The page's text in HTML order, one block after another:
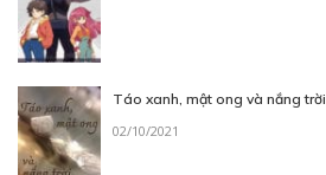
Táo xanh, mật ong và nắng trời
02/10/2021